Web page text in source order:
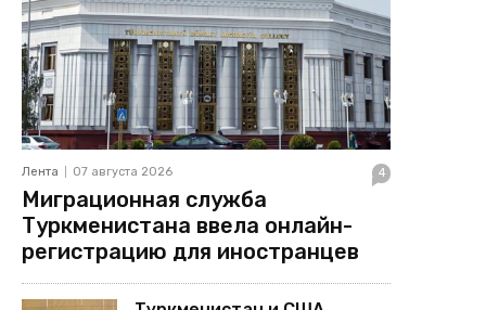
Лента 07 августа 2026 4
Миграционная служба
Туркменистана ввела онлайн-
регистрацию для иностранцев